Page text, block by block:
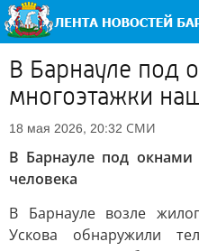
В Барнауле под
многоэтажки
18 мая 2026, 20:32 СМИ
В Барнауле под
человека
В Барнауле возле
Ускова обнаружили